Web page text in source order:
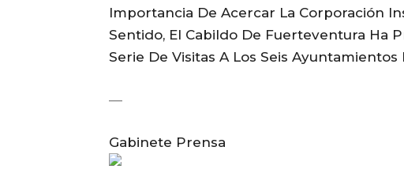
Importancia De Acercar La Corporación
Sentido, El Cabildo De Fuerteventura Ha
Serie De Visitas A Los Seis Ayuntamientos
—
Gabinete Prensa